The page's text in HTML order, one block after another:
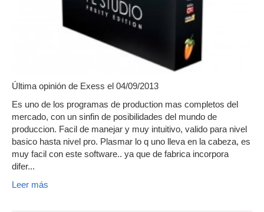
Última opinión de Exess el 04/09/2013
Es uno de los programas de production mas completos del
mercado, con un sinfin de posibilidades del mundo de
produccion. Facil de manejar y muy intuitivo, valido para nivel
basico hasta nivel pro. Plasmar lo q uno lleva en la cabeza, es
muy facil con este software.. ya que de fabrica incorpora
difer...
Leer más